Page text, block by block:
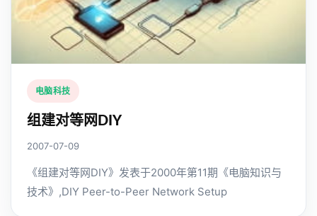
电脑科技
组建对等网DIY
2007-07-09
《组建对等网DIY》发表于2000年第11期《电脑知识与
技术》,DIY Peer-to-Peer Network Setup